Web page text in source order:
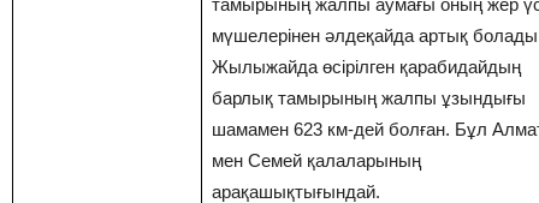
тамырының жалпы аумағы оның жер
мүшелерінен әлдеқайда артық
Жылыжайда өсірілген қарабидайдың
барлық тамырының жалпы ұзындығы
шамамен 623 км-дей болған. Бұл
мен Семей қалаларының
арақашықтығындай.